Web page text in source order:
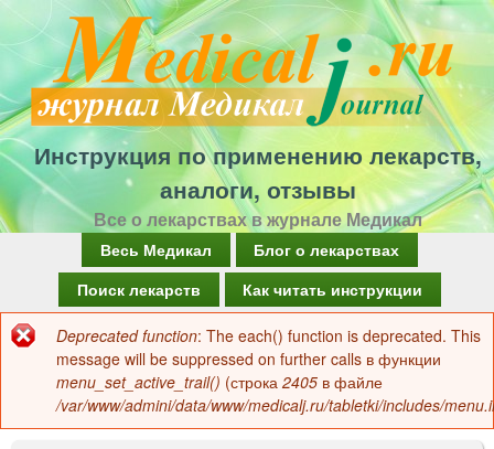
Перейти
к
основному
содержанию
Инструкция по применению лекарств,
аналоги, отзывы
Все о лекарствах в журнале Медикал
а
в
о
Весь Медикал
Блог о лекарствах
Поиск лекарств
Как читать инструкции
Сообщение
об
ошибке
Deprecated function: The each() function is deprecated. This
message will be suppressed on further calls в функции
menu_set_active_trail() (строка 2405 в файле
/var/www/admini/data/www/medicalj.ru/tabletki/includes/